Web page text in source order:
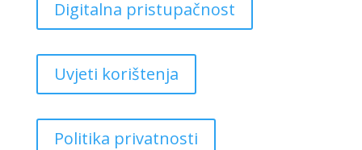
Digitalna pristupačnost
Uvjeti korištenja
Politika privatnosti